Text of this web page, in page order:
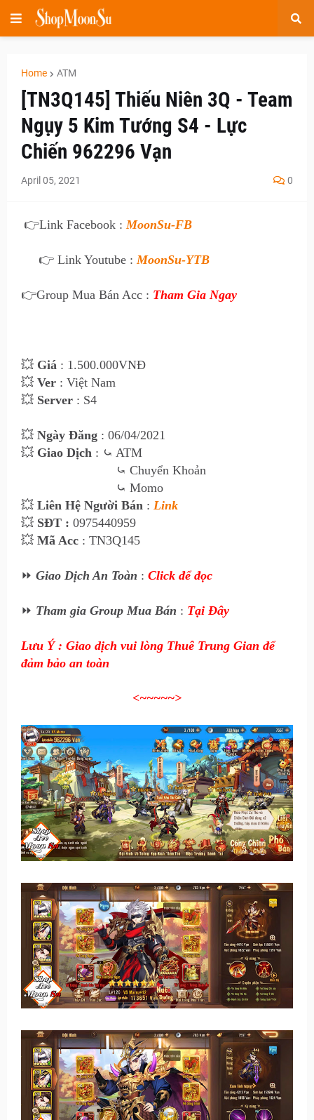
Home ATM
[TN3Q145] Thiếu Niên 3Q - Team
Ngụy 5 Kim Tướng S4 - Lực
Chiến 962296 Vạn
April 05, 2021 0
👉Link Facebook :MoonSu-FB
👉 Link Youtube : MoonSu-YTB
👉Group Mua Bán Acc : Tham Gia Ngay
💥 Giá : 1.500.000VNĐ
💥 Ver : Việt Nam
💥 Server : S4
💥 Ngày Đăng : 06/04/2021
💥 Giao Dịch : ⤿ ATM
⤿ Chuyển Khoản
⤿ Momo
💥 Liên Hệ Người Bán : Link
💥 SĐT : 0975440959
💥 Mã Acc : TN3Q145
⏩ Giao Dịch An Toàn : Click để đọc
⏩ Tham gia Group Mua Bán : Tại Đây
Lưu Ý : Giao dịch vui lòng Thuê Trung Gian để
đảm bảo an toàn
<~~~~~>